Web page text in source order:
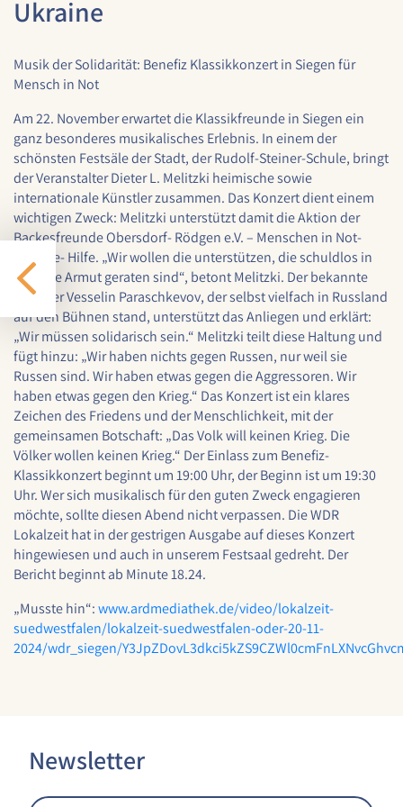
Ukraine
Musik der Solidarität: Benefiz Klassikkonzert in Siegen für
Mensch in Not
Am 22. November erwartet die Klassikfreunde in Siegen ein
ganz besonderes musikalisches Erlebnis. In einem der
schönsten Festsäle der Stadt, der Rudolf-Steiner-Schule, bringt
der Veranstalter Dieter L. Melitzki heimische sowie
internationale Künstler zusammen. Das Konzert dient einem
wichtigen Zweck: Melitzki unterstützt damit die Aktion der
Backesfreunde Obersdorf- Rödgen e.V. – Menschen in Not-
Ukraine- Hilfe. „Wir wollen die unterstützen, die schuldlos in
höchste Armut geraten sind“, betont Melitzki. Der bekannte
Künstler Vesselin Paraschkevov, der selbst vielfach in Russland
auf den Bühnen stand, unterstützt das Anliegen und erklärt:
„Wir müssen solidarisch sein.“ Melitzki teilt diese Haltung und
fügt hinzu: „Wir haben nichts gegen Russen, nur weil sie
Russen sind. Wir haben etwas gegen die Aggressoren. Wir
haben etwas gegen den Krieg.“ Das Konzert ist ein klares
Zeichen des Friedens und der Menschlichkeit, mit der
gemeinsamen Botschaft: „Das Volk will keinen Krieg. Die
Völker wollen keinen Krieg.“ Der Einlass zum Benefiz-
Klassikkonzert beginnt um 19:00 Uhr, der Beginn ist um 19:30
Uhr. Wer sich musikalisch für den guten Zweck engagieren
möchte, sollte diesen Abend nicht verpassen. Die WDR
Lokalzeit hat in der gestrigen Ausgabe auf dieses Konzert
hingewiesen und auch in unserem Festsaal gedreht. Der
Bericht beginnt ab Minute 18.24.
„Musste hin“:www.ardmediathek.de/video/lokalzeit-
suedwestfalen/lokalzeit-suedwestfalen-oder-20-11-
2024/wdr_siegen/
Newsletter
1 Jahr
STATISTIK
Statistik Cookies erfassen Informationen anonym.
Diese Informationen helfen uns zu verstehen, wie
unsere Besucher unsere Website nutzen.
Google Analytics
Name:
google_analytics
Anbieter:
Google LLC
Zweck:
Sammelt anonymisierte Daten für die
Website-Analyse und kontinuierliche
Verbesserung der Benutzererfahrung.
Cookie Laufzeit:
1 Jahr
EXTERNE MEDIEN
Um Inhalte von externen Plattformen anzeigen zu
können, werden von diesen externen Medien
Cookies gesetzt.
Nextcloud Kalender
Einverständnis-Optionen des Benutzers für
das Laden des Nextcloud-Kalenders